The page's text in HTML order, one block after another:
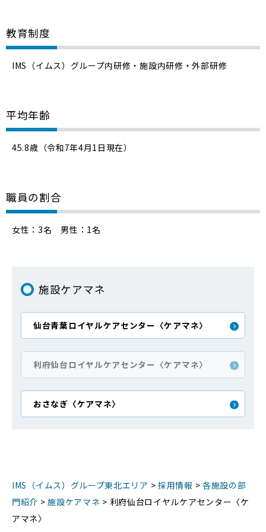
教育制度
IMS（イムス）グループ内研修・施設内研修・外部研修
平均年齢
45.8歳（令和7年4月1日現在）
職員の割合
女性：3名 男性：1名
施設ケアマネ
仙台青葉ロイヤルケアセンター〈ケアマネ〉
利府仙台ロイヤルケアセンター〈ケアマネ〉
おさなぎ〈ケアマネ〉
IMS（イムス）グループ東北エリア >採用情報 > 各施設の部
門紹介 >施設ケアマネ > 利府仙台ロイヤルケアセンター〈ケ
アマネ〉